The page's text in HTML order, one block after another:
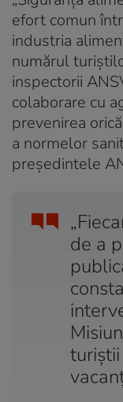
efort comun
industria
numărul
inspectorii
colaborare cu
prevenirea
a normelor
președintele
de a